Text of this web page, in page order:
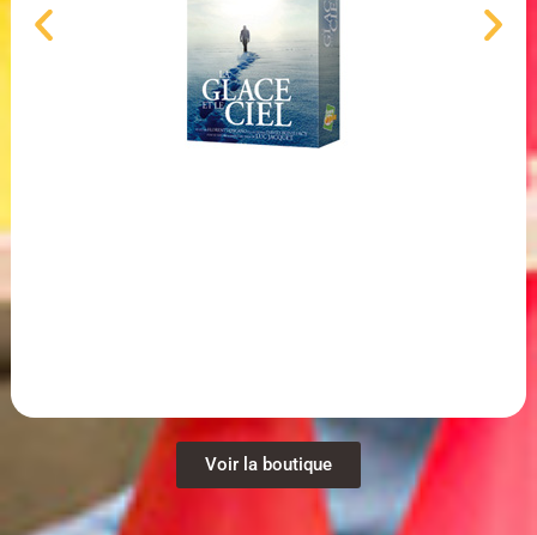
La glace et le ciel
Voir la boutique